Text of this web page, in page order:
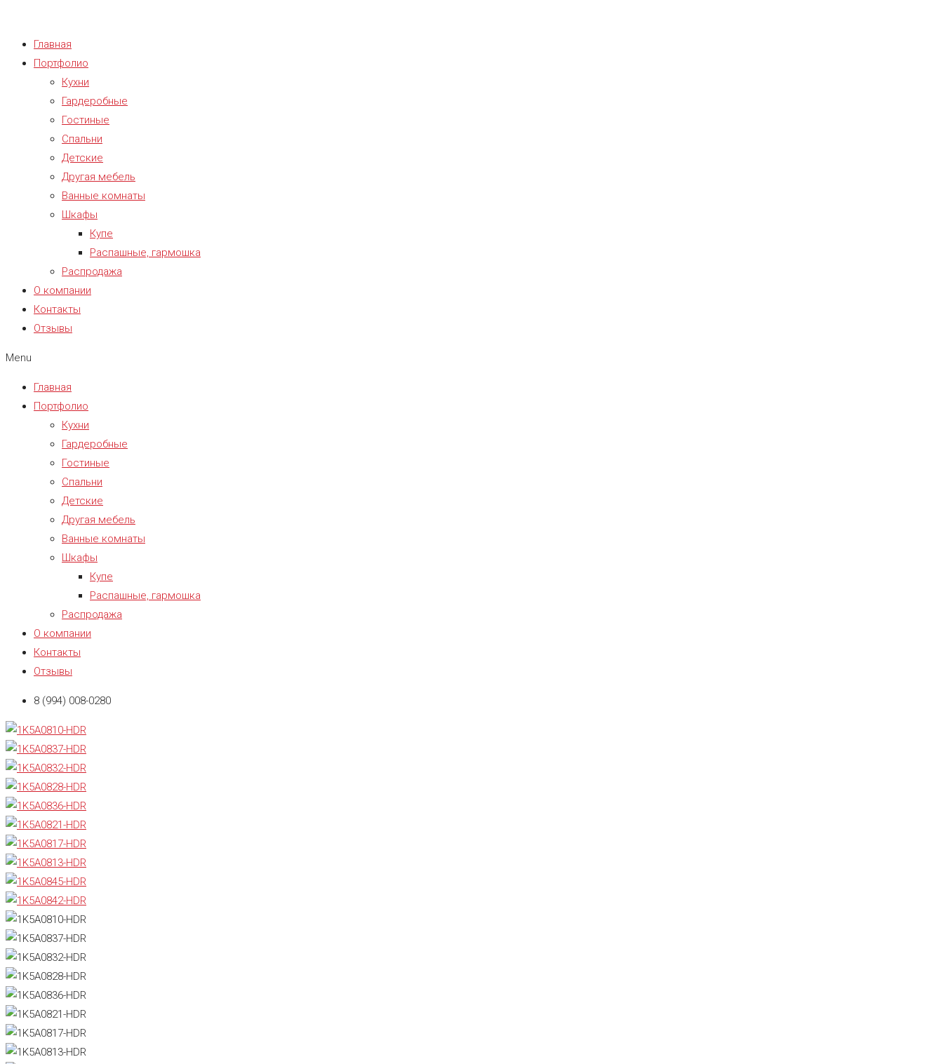
Главная
Портфолио
Кухни
Гардеробные
Гостиные
Спальни
Детские
Другая мебель
Ванные комнаты
Шкафы
Купе
Распашные, гармошка
Распродажа
О компании
Контакты
Отзывы
Menu
Главная
Портфолио
Кухни
Гардеробные
Гостиные
Спальни
Детские
Другая мебель
Ванные комнаты
Шкафы
Купе
Распашные, гармошка
Распродажа
О компании
Контакты
Отзывы
8 (994) 008-0280